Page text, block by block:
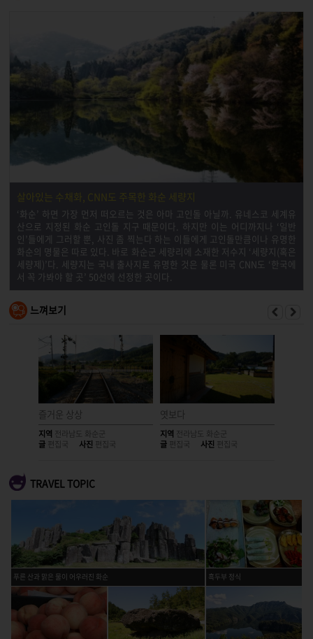
살아있는 수채화, CNN도 주목한 화순 세량지
‘화순’ 하면 가장 먼저 떠오르는 것은 아마 고인돌 아닐까. 유네스코 세계유
산으로 지정된 화순 고인돌 지구 때문이다. 하지만 이는 어디까지나 ‘일반
인’들에게 그러할 뿐, 사진 좀 찍는다 하는 이들에게 고인돌만큼이나 유명한
화순의 명물은 따로 있다. 바로 화순군 세량리에 소재한 저수지 ‘세량지(혹은
세량제)’다. 세량지는 국내 출사지로 유명한 것은 물론 미국 CNN도 ‘한국에
서 꼭 가봐야 할 곳’ 50선에 선정한 곳이다.
느껴보기
즐거운 상상
지역 전라남도 화순군
글 편집국 사진 편집국
엿보다
지역 전라남도 화순군
글 편집국 사진 편집국
TRAVEL TOPIC
흑두부 정식
푸른 산과 맑은 물이 어우러진 화순